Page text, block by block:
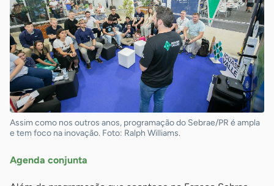
Assim como nos outros anos, programação do Sebrae/PR é ampla
e tem foco na inovação. Foto: Ralph Williams.
Agenda conjunta